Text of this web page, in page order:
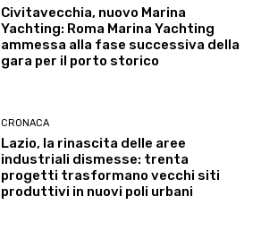
Civitavecchia, nuovo Marina
Yachting: Roma Marina Yachting
ammessa alla fase successiva della
gara per il porto storico
CRONACA
Lazio, la rinascita delle aree
industriali dismesse: trenta
progetti trasformano vecchi siti
produttivi in nuovi poli urbani